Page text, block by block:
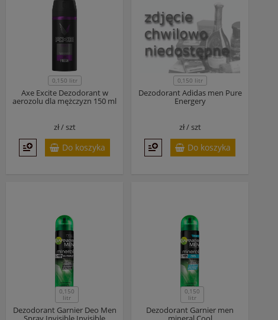
0,150 litr
Axe Excite Dezodorant w
aerozolu dla mężczyzn 150 ml
zł /szt
Do koszyka
0,150 litr
Dezodorant Adidas men Pure
Energery
zł /szt
Do koszyka
0,150
litr
Dezodorant Garnier Deo Men
0,150
litr
Dezodorant Garnier men